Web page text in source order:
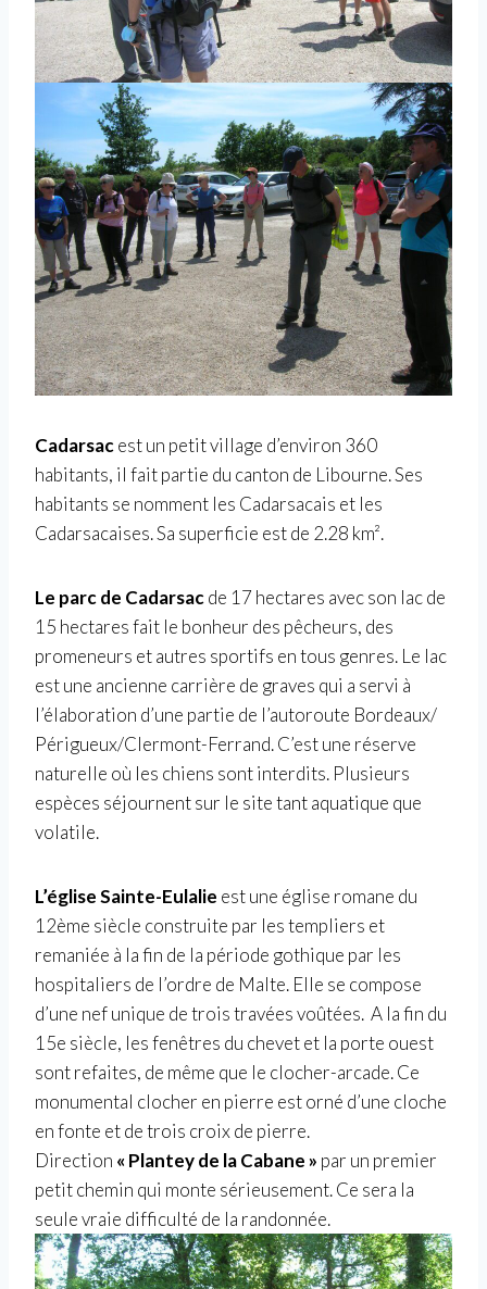
Cadarsacest un petit village d’environ 360
habitants, il fait partie du canton de Libourne. Ses
habitants se nomment les Cadarsacais et les
Cadarsacaises. Sa superficie est de 2.28 km².
Le parc de Cadarsacde 17 hectares avec son lac de
15 hectares fait le bonheur des pêcheurs, des
promeneurs et autres sportifs en tous genres. Le lac
est une ancienne carrière de graves qui a servi à
l’élaboration d’une partie de l’autoroute Bordeaux/
Périgueux/Clermont-Ferrand. C’est une réserve
naturelle où les chiens sont interdits. Plusieurs
espèces séjournent sur le site tant aquatique que
volatile.
L’église Sainte-Eulalie est une église romane du
12ème siècle construite par les templiers et
remaniée à la fin de la période gothique par les
hospitaliers de l’ordre de Malte. Elle se compose
d’une nef unique de trois travées voûtées. A la fin du
15e siècle, les fenêtres du chevet et la porte ouest
sont refaites, de même que le clocher-arcade. Ce
monumental clocher en pierre est orné d’une cloche
en fonte et de trois croix de pierre.
Direction « Plantey de la Cabane » par un premier
petit chemin qui monte sérieusement. Ce sera la
seule vraie difficulté de la randonnée.